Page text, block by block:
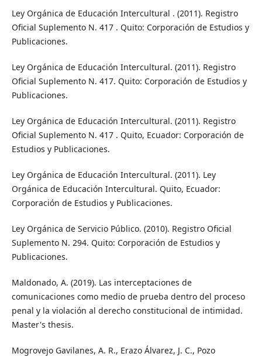
Ley Orgánica de Educación Intercultural . (2011). Registro
Oficial Suplemento N. 417 . Quito: Corporación de Estudios y
Publicaciones.
Ley Orgánica de Educación Intercultural. (2011). Registro
Oficial Suplemento N. 417. Quito: Corporación de Estudios y
Publicaciones.
Ley Orgánica de Educación Intercultural. (2011). Registro
Oficial Suplemento N. 417 . Quito, Ecuador: Corporación de
Estudios y Publicaciones.
Ley Orgánica de Educación Intercultural. (2011). Ley
Orgánica de Educación Intercultural. Quito, Ecuador:
Corporación de Estudios y Publicaciones.
Ley Orgánica de Servicio Público. (2010). Registro Oficial
Suplemento N. 294. Quito: Corporación de Estudios y
Publicaciones.
Maldonado, A. (2019). Las interceptaciones de
comunicaciones como medio de prueba dentro del proceso
penal y la violación al derecho constitucional de intimidad.
Master's thesis.
Mogrovejo Gavilanes, A. R., Erazo Álvarez, J. C., Pozo